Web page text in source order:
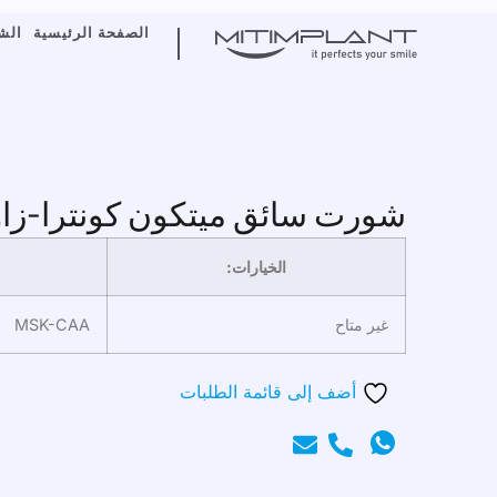
الصفحة الرئيسية
شورت سائق ميتكون كونترا-
الخيارات:
غير متاح MSK-CAA
أضف إلى قائمة الطلبات